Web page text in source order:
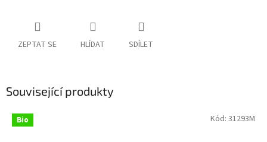
ZEPTAT SE HLÍDAT SDÍLET
Související produkty
Bio Kód: 31293M